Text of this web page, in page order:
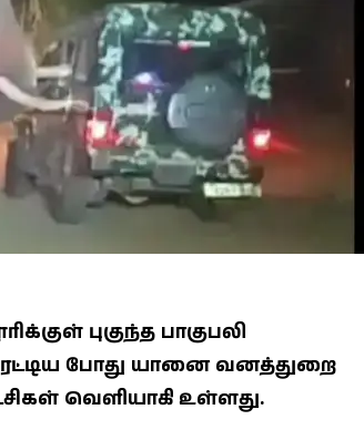
புகுந்த பாகுபலி
போது யானை வனத்துறை
வெளியாகி உள்ளது.